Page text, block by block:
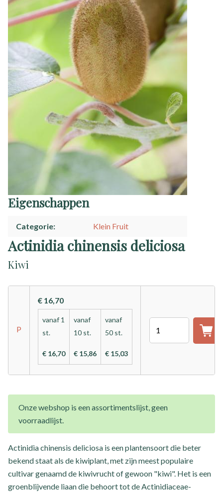
Eigenschappen
Categorie Klein Fruit
Actinidia chinensis deliciosa
Kiwi
P
€ 16,70
vanaf 1
st.
€ 16,70
vanaf
10 st.
€ 15,86
vanaf
50 st.
€ 15,03
Onze webshop is een assortimentslijst, geen
voorraadlijst.
Actinidia chinensis deliciosa is een plantensoort die beter
bekend staat als de kiwiplant, met zijn meest populaire
cultivar genaamd de kiwivrucht of gewoon "kiwi". Het is een
groenblijvende liaan die behoort tot de Actinidiaceae-